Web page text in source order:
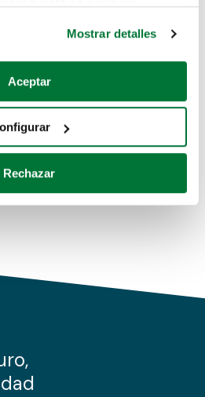
sobre su ubicación geográfica
analizándolo activamente
específicas (huellas
sobre cómo se procesan sus
que haga del sitio web con
sociales, publicidad y análisis
Mostrar detalles
Aceptar
Rechazar